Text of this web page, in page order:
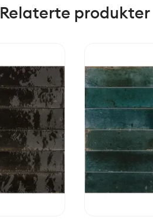
Relaterte produkter